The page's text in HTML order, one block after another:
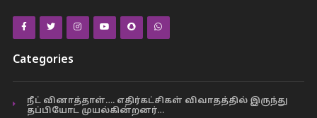
Categories
நீட் வினாத்தாள்…. எதிர்கட்சிகள் விவாதத்தில் இருந்து
தப்பியோட முயல்கின்றனர்…